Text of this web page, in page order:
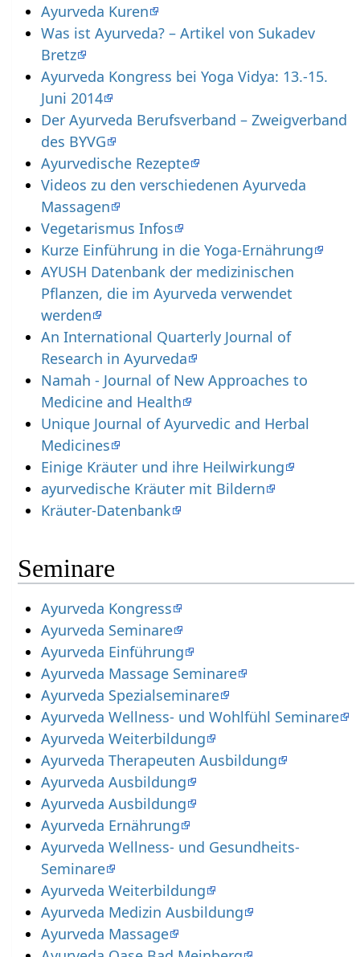
Ayurveda Kuren
Was ist Ayurveda? – Artikel von Sukadev
Bretz
Ayurveda Kongress bei Yoga Vidya: 13.-15.
Juni 2014
Der Ayurveda Berufsverband – Zweigverband
des BYVG
Ayurvedische Rezepte
Videos zu den verschiedenen Ayurveda
Massagen
Vegetarismus Infos
Kurze Einführung in die Yoga-Ernährung
AYUSH Datenbank der medizinischen
Pflanzen, die im Ayurveda verwendet
werden
An International Quarterly Journal of
Research in Ayurveda
Namah - Journal of New Approaches to
Medicine and Health
Unique Journal of Ayurvedic and Herbal
Medicines
Einige Kräuter und ihre Heilwirkung
ayurvedische Kräuter mit Bildern
Kräuter-Datenbank
Seminare
Ayurveda Kongress
Ayurveda Seminare
Ayurveda Einführung
Ayurveda Massage Seminare
Ayurveda Spezialseminare
Ayurveda Wellness- und Wohlfühl Seminare
Ayurveda Weiterbildung
Ayurveda Therapeuten Ausbildung
Ayurveda Ausbildung
Ayurveda Ausbildung
Ayurveda Ernährung
Ayurveda Wellness- und Gesundheits-
Seminare
Ayurveda Weiterbildung
Ayurveda Medizin Ausbildung
Ayurveda Massage